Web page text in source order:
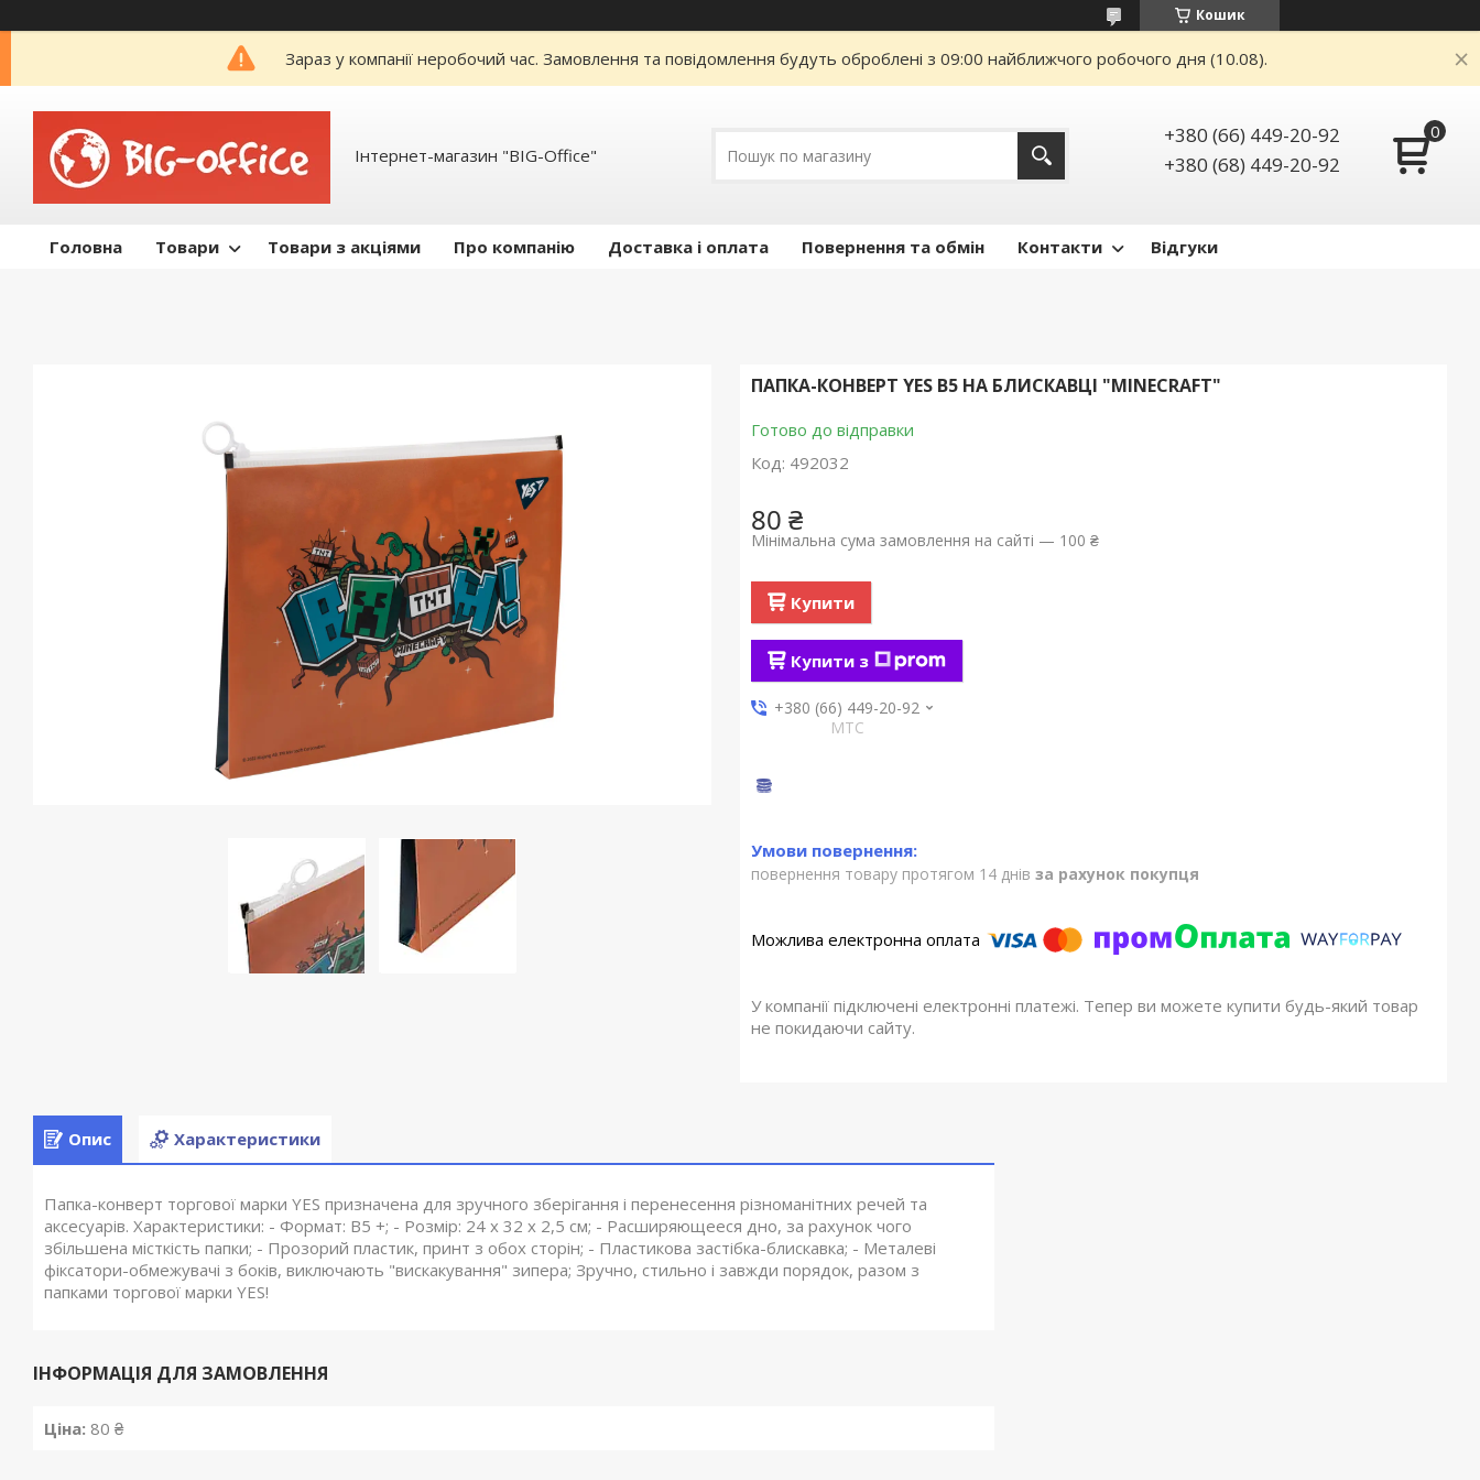
Кошик
Зараз у компанії неробочий час. Замовлення та повідомлення будуть оброблені з 09:00 найближчого робочого дня (10.08).
Інтернет-магазин "BIG-Office"
+380 (66) 449-20-92
+380 (68) 449-20-92
Головна Товари Товари з акціями Про компанію Доставка і оплата Повернення та обмін Контакти Відгуки
ПАПКА-КОНВЕРТ YES B5 НА БЛИСКАВЦІ "MINECRAFT"
Готово до відправки
Код: 492032
80 ₴
Мінімальна сума замовлення на сайті — 100 ₴
Купити
Купити з
+380 (66) 449-20-92
МТС
повернення товару протягом 14 днів за рахунок покупця
У компанії підключені електронні платежі. Тепер ви можете купити будь-який товар
не покидаючи сайту.
Опис Характеристики
Папка-конверт торгової марки YES призначена для зручного зберігання і перенесення різноманітних речей та
аксесуарів. Характеристики: - Формат: В5 +; - Розмір: 24 х 32 х 2,5 см; - Расширяющееся дно, за рахунок чого
збільшена місткість папки; - Прозорий пластик, принт з обох сторін; - Пластикова застібка-блискавка; - Металеві
фіксатори-обмежувачі з боків, виключають "вискакування" зипера; Зручно, стильно і завжди порядок, разом з
папками торгової марки YES!
ІНФОРМАЦІЯ ДЛЯ ЗАМОВЛЕННЯ
Ціна: 80 ₴